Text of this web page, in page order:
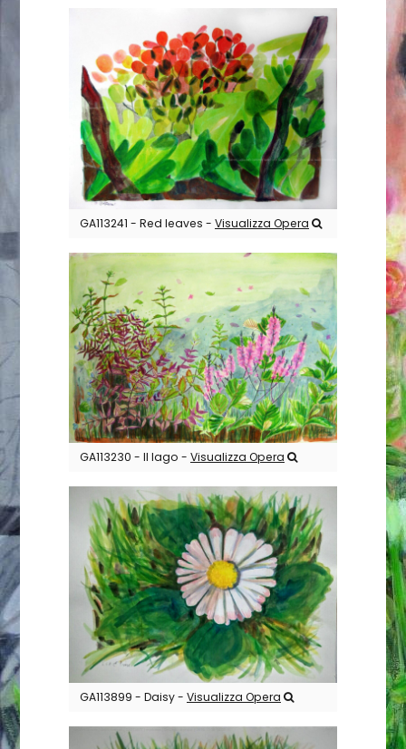
GA113241 - Red leaves - Visualizza Opera
GA113230 - Il lago - Visualizza Opera
GA113899 - Daisy - Visualizza Opera